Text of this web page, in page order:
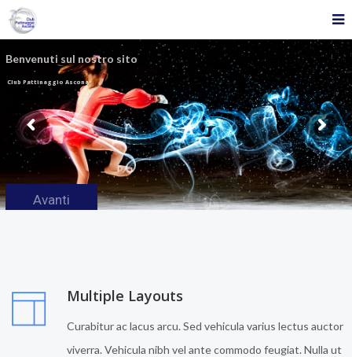
Benvenuti sul nostro sito
Club Pattinaggio Ascona
Avanti
Multiple Layouts
Curabitur ac lacus arcu. Sed vehicula varius lectus auctor
viverra. Vehicula nibh vel ante commodo feugiat. Nulla ut